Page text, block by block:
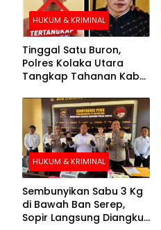
HUKUM & KRIMINAL
Tinggal Satu Buron,
Polres Kolaka Utara
Tangkap Tahanan Kabur
Pengejaran
HUKUM & KRIMINAL
Sembunyikan Sabu 3 Kg
di Bawah Ban Serep,
Sopir Langsung Diangkut